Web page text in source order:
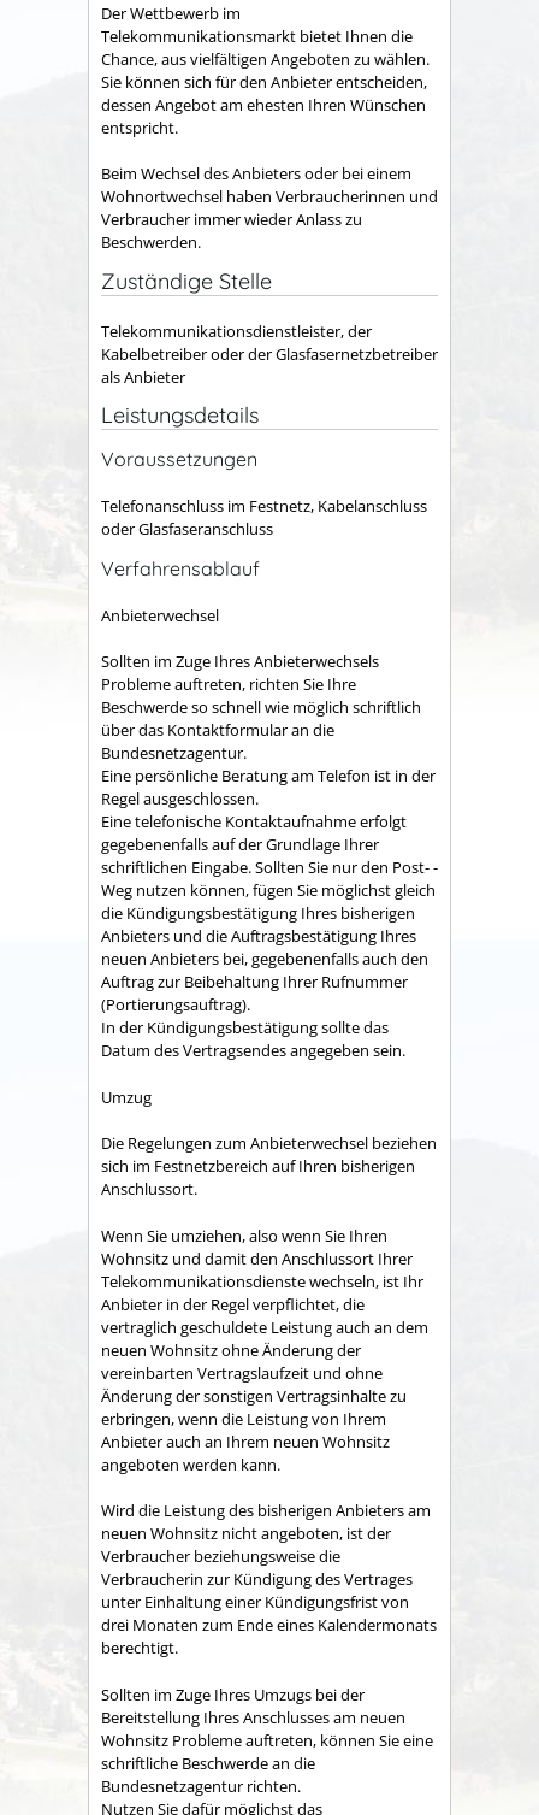
Der Wettbewerb im
Telekommunikationsmarkt bietet Ihnen die
Chance, aus vielfältigen Angeboten zu wählen.
Sie können sich für den Anbieter entscheiden,
dessen Angebot am ehesten Ihren Wünschen
entspricht.
Beim Wechsel des Anbieters oder bei einem
Wohnortwechsel haben Verbraucherinnen und
Verbraucher immer wieder Anlass zu
Beschwerden.
Zuständige Stelle
Telekommunikationsdienstleister, der
Kabelbetreiber oder der Glasfasernetzbetreiber
als Anbieter
Leistungsdetails
Voraussetzungen
Telefonanschluss im Festnetz, Kabelanschluss
oder Glasfaseranschluss
Verfahrensablauf
Anbieterwechsel
Sollten im Zuge Ihres Anbieterwechsels
Probleme auftreten, richten Sie Ihre
Beschwerde so schnell wie möglich schriftlich
über das Kontaktformular an die
Bundesnetzagentur.
Eine persönliche Beratung am Telefon ist in der
Regel ausgeschlossen.
Eine telefonische Kontaktaufnahme erfolgt
gegebenenfalls auf der Grundlage Ihrer
schriftlichen Eingabe. Sollten Sie nur den Post- -
Weg nutzen können, fügen Sie möglichst gleich
die Kündigungsbestätigung Ihres bisherigen
Anbieters und die Auftragsbestätigung Ihres
neuen Anbieters bei, gegebenenfalls auch den
Auftrag zur Beibehaltung Ihrer Rufnummer
(Portierungsauftrag).
In der Kündigungsbestätigung sollte das
Datum des Vertragsendes angegeben sein.
Umzug
Die Regelungen zum Anbieterwechsel beziehen
sich im Festnetzbereich auf Ihren bisherigen
Anschlussort.
Wenn Sie umziehen, also wenn Sie Ihren
Wohnsitz und damit den Anschlussort Ihrer
Telekommunikationsdienste wechseln, ist Ihr
Anbieter in der Regel verpflichtet, die
vertraglich geschuldete Leistung auch an dem
neuen Wohnsitz ohne Änderung der
vereinbarten Vertragslaufzeit und ohne
Änderung der sonstigen Vertragsinhalte zu
erbringen, wenn die Leistung von Ihrem
Anbieter auch an Ihrem neuen Wohnsitz
angeboten werden kann.
Wird die Leistung des bisherigen Anbieters am
neuen Wohnsitz nicht angeboten, ist der
Verbraucher beziehungsweise die
Verbraucherin zur Kündigung des Vertrages
unter Einhaltung einer Kündigungsfrist von
drei Monaten zum Ende eines Kalendermonats
berechtigt.
Sollten im Zuge Ihres Umzugs bei der
Bereitstellung Ihres Anschlusses am neuen
Wohnsitz Probleme auftreten, können Sie eine
schriftliche Beschwerde an die
Bundesnetzagentur richten.
Nutzen Sie dafür möglichst das